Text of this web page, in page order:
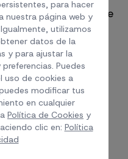
de éstos, siempre
entre
con el
a España.
y tributar por
con nuestro
con
para hacer
nuestra página web y
utilizamos
datos de la
y para ajustar la
Puedes
uso de cookies a
modificar tus
en cualquier
Política de Cookies y
clic en: Política